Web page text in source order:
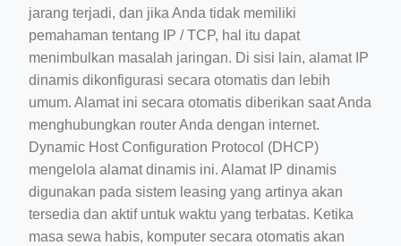
jarang terjadi, dan jika Anda tidak memiliki
pemahaman tentang IP / TCP, hal itu dapat
menimbulkan masalah jaringan. Di sisi lain, alamat IP
dinamis dikonfigurasi secara otomatis dan lebih
umum. Alamat ini secara otomatis diberikan saat Anda
menghubungkan router Anda dengan internet.
Dynamic Host Configuration Protocol (DHCP)
mengelola alamat dinamis ini. Alamat IP dinamis
digunakan pada sistem leasing yang artinya akan
tersedia dan aktif untuk waktu yang terbatas. Ketika
masa sewa habis, komputer secara otomatis akan